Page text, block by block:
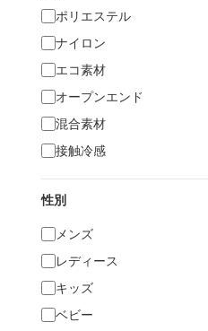
ポリエステル
ナイロン
エコ素材
オープンエンド
混合素材
接触冷感
性別
メンズ
レディース
キッズ
ベビー